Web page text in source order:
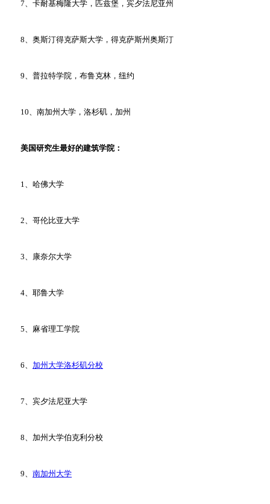
7、卡耐基梅隆大学，匹兹堡，宾夕法尼亚州
8、奥斯汀得克萨斯大学，得克萨斯州奥斯汀
9、普拉特学院，布鲁克林，纽约
10、南加州大学，洛杉矶，加州
美国研究生最好的建筑学院：
1、哈佛大学
2、哥伦比亚大学
3、康奈尔大学
4、耶鲁大学
5、麻省理工学院
6、 加州大学洛杉矶分校
7、宾夕法尼亚大学
8、加州大学伯克利分校
9、 南加州大学